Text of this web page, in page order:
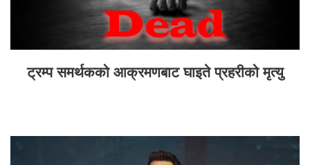
ट्रम्प समर्थकको आक्रमणबाट घाइते प्रहरीको मृत्यु